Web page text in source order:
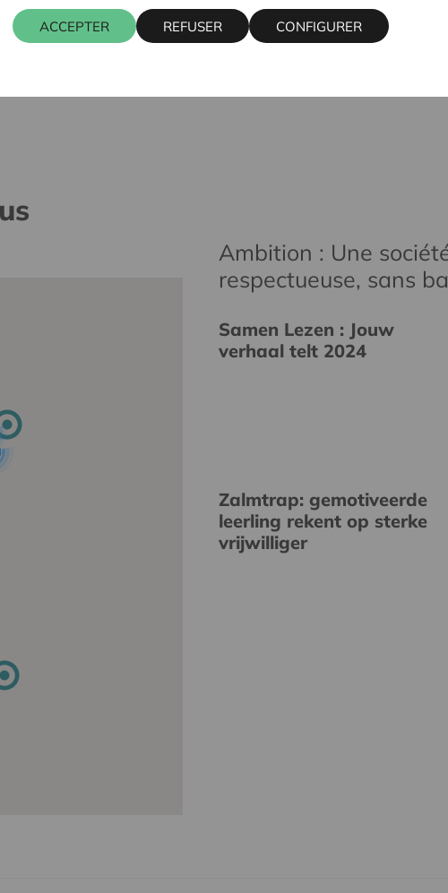
016 27 96 74
Ambition : Une
respectueuse, sans
Samen Lezen : Jouw
verhaal telt 2024
Zalmtrap: gemotiveerde
leerling rekent op sterke
vrijwilliger
ACCEPTER REFUSER CONFIGURER